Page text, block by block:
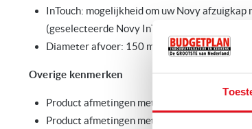
InTouch: mogelijkheid om uw Novy
(geselecteerde Novy InTouch assortiment)
Diameter afvoer: 150 mm
Overige kenmerken
Product afmetingen met afvoer (BxDxHmin-
Product afmetingen met recirculatie